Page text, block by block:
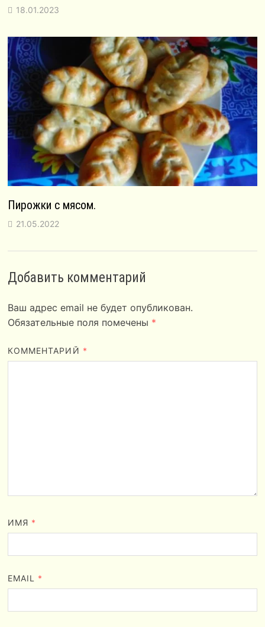
18.01.2023
Пирожки с мясом.
21.05.2022
Добавить комментарий
Ваш адрес email не будет опубликован.
Обязательные поля помечены *
КОММЕНТАРИЙ *
ИМЯ *
EMAIL *